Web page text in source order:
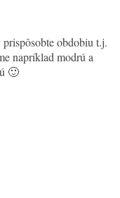
obdobiu t.j.
napríklad modrú a
🙂